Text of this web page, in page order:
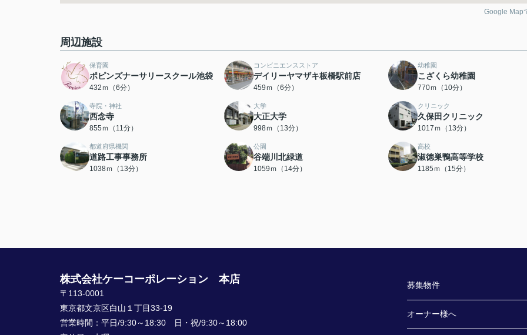
Google Map
周辺施設
保育園
ポピンズナーサリースクール池袋
432ｍ（6分）
コンビニエンスストア
デイリーヤマザキ板橋駅前店
459ｍ（6分）
幼稚園
こざくら幼稚園
770ｍ（10分）
寺院・神社
西念寺
855ｍ（11分）
大学
大正大学
998ｍ（13分）
クリニック
久保田クリニック
1017ｍ（13分）
都道府県機関
道路工事事務所
1038ｍ（13分）
公園
谷端川北緑道
1059ｍ（14分）
高校
淑徳巣鴨高等学校
1185ｍ（15分）
株式会社ケーコーポレーション 本店
〒113-0001
東京都文京区白山１丁目33-19
営業時間： 平日/9:30～18:30 日・祝/9:30～18:00
募集物件
オーナー様へ